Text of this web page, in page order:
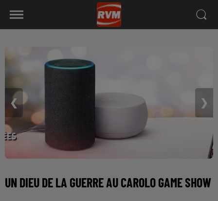
❮ ❯
UN DIEU DE LA GUERRE AU CAROLO GAME SHOW